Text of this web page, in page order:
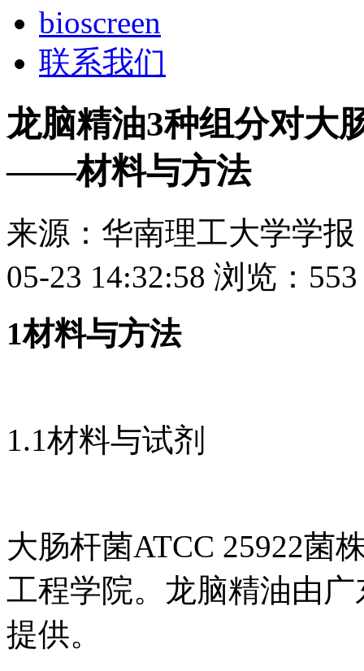
bioscreen
联系我们
龙脑精油3种组分对大
——材料与方法
来源： 华南理工大学学
05-23 14:32:58 浏览：
1材料与方法
1.1材料与试剂
大肠杆菌ATCC 25922菌
工程学院。龙脑精油由
提供。